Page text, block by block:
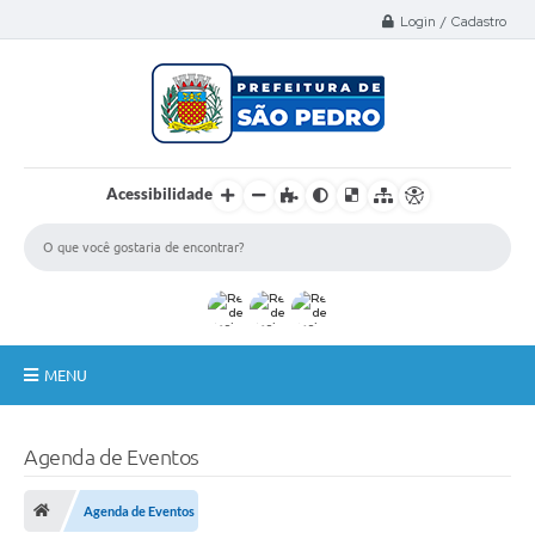
Login / Cadastro
Acessibilidade
MENU
Secretarias
Agenda de Eventos
Agenda de Eventos